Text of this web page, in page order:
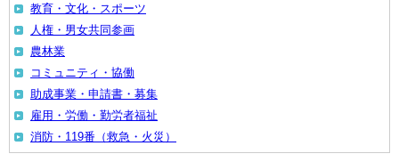
教育・文化・スポーツ
人権・男女共同参画
農林業
コミュニティ・協働
助成事業・申請書・募集
雇用・労働・勤労者福祉
消防・119番（救急・火災）